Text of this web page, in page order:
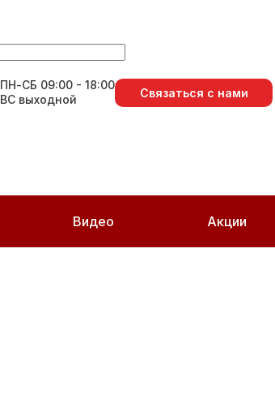
ПН-СБ 09:00 - 18:00
ВС выходной
Связаться с нами
Видео Акции